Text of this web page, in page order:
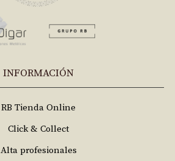
INFORMACIÓN
RB Tienda Online
Click & Collect
Alta profesionales